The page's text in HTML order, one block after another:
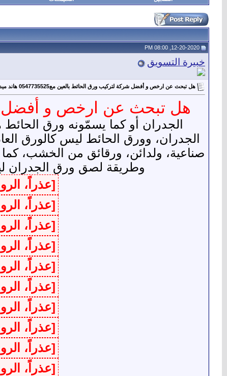
خبيرة التسويق
هل تبحث عن ارخص و أفضل شركة لتركيب ورق الحائط بالعين مع0547735525 هاند ميد
هل تبحث عن ارخص و أفضل شركة
الجدران أو كما يسمّونه ورق
الجدران، وورق الحائط ليس كالورق
صناعية، ولدائن، ورقائق من الخشب، كما
وطريقة لصق ورق الجدران
[عذراً،
[عذراً،
[عذراً،
[عذراً،
[عذراً،
[عذراً،
[عذراً،
[عذراً،
[عذراً،
[عذراً،